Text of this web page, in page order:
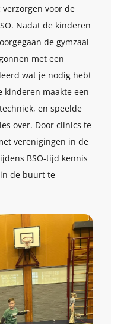
voor de
Nadat de kinderen
de gymzaal
met een
wat je nodig hebt
kinderen maakte een
en speelde
over. Door clinics te
verenigingen in de
BSO-tijd kennis
de buurt te